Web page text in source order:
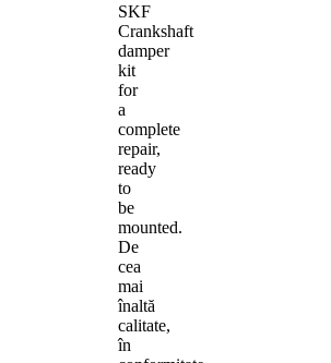
SKF
Crankshaft
damper
kit
for
a
complete
repair,
ready
to
be
mounted.
De
cea
mai
înaltă
calitate,
în